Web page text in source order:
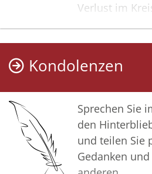
Verlust im
Anteilnahme
Möge diese
so das
wachzuhalten.
In aufrichtiger
Kondolenzen
Sprechen Sie
den
und teilen Sie
Gedanken